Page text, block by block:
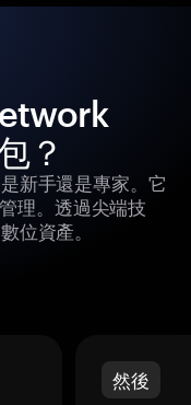
？
新手還是專家。它
理。透過尖端技
位資產。
然後